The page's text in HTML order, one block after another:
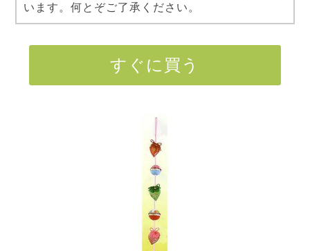
います。何とぞご了承ください。
すぐに買う